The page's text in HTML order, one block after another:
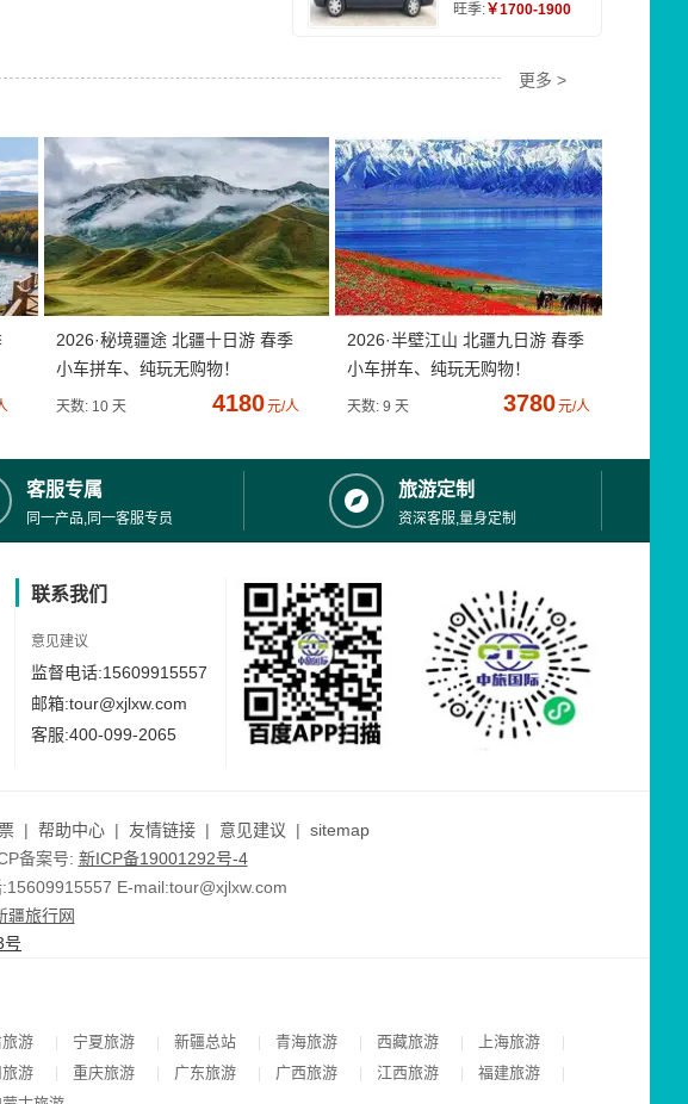
旺季:￥1700-1900
更多 >
2026·秘境疆途 北疆十日游 春季
小车拼车、纯玩无购物！
天数: 10 天 4180元/人
2026·半壁江山 北疆九日游 春季
小车拼车、纯玩无购物！
天数: 9 天 3780元/人
客服专属
同一产品,同一客服专员
旅游定制
资深客服,量身定制
联系我们
意见建议
监督电话:15609915557
邮箱:tour@xjlxw.com
客服:400-099-2065
| 帮助中心 | 友情链接 | 意见建议 | sitemap
备案号: 新ICP备19001292号-4
E-mail:tour@xjlxw.com
疆旅行网
号
游 | 宁夏旅游 | 新疆总站 | 青海旅游 | 西藏旅游 | 上海旅游 |
旅游 | 重庆旅游 | 广东旅游 | 广西旅游 | 江西旅游 | 福建旅游 |